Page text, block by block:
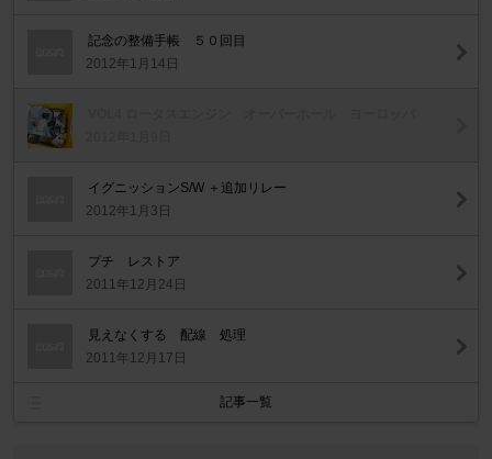
記念の整備手帳 ５０回目
2012年1月14日
イグニッションS/W ＋追加リレー
2012年1月3日
プチ レストア
2011年12月24日
見えなくする 配線 処理
2011年12月17日
記事一覧